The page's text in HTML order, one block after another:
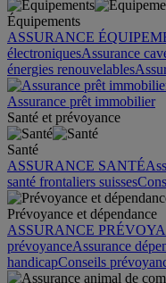
Équipements
ASSURANCE
électroniquesAssurance
énergies renouvelables
Assurance prêt immobilier
Santé et prévoyance
Santé
ASSURANCE SANTÉ
santé frontaliers suisses
Prévoyance et dépendance
ASSURANCE
prévoyanceAssurance
handicapConseils